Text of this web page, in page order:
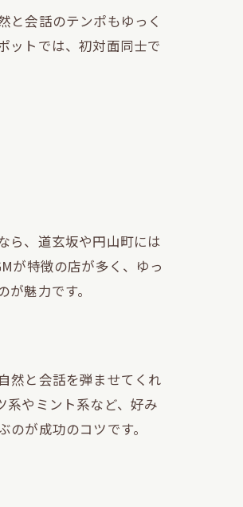
と会話のテンポもゆっく
ットでは、初対面同士で
ら、道玄坂や円山町には
が特徴の店が多く、ゆっ
魅力です。
然と会話を弾ませてくれ
系やミント系など、好み
が成功のコツです。